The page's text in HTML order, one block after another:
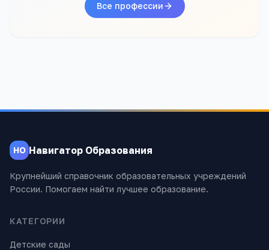
Все профессии
НО Навигатор Образования
Крупнейший справочник образовательных учреждений
России. Помогаем найти лучшее образование.
КАТЕГОРИИ
Детские сады